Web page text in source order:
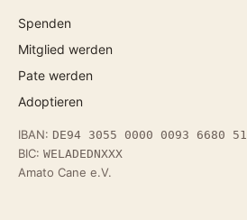
Spenden
Mitglied werden
Pate werden
Adoptieren
IBAN: DE94 3055 0000 0093 6680 51
BIC: WELADEDNXXX
Amato Cane e.V.